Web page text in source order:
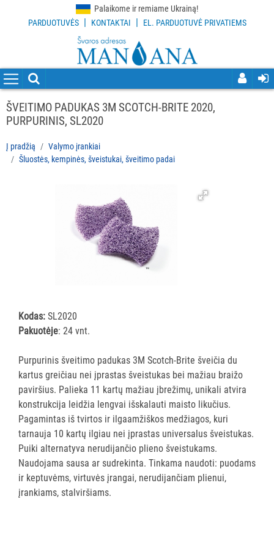
Palaikome ir remiame Ukrainą!
PARDUOTUVĖS | KONTAKTAI | EL. PARDUOTUVĖ PRIVATIEMS
VALYMO
PRIEMONĖS
VALYMO
Visi
kempinės,
šveistukai,
padai
Įrankiai
teritorijų
priežiūrai
Maisto
gamybos
vietų
valymas
Pastatų
priežiūros
ŠVEITIMO PADUKAS 3M SCOTCH-BRITE 2020,
PURPURINIS, SL2020
Į pradžią
Valymo įrankiai
Šluostės, kempinės, šveistukai, šveitimo padai
Kodas: SL2020
Pakuotėje: 24 vnt.
Purpurinis šveitimo padukas 3M Scotch-Brite šveičia du
kartus greičiau nei įprastas šveistukas bei mažiau braižo
paviršius. Palieka 11 kartų mažiau įbrežimų, unikali atvira
konstrukcija leidžia lengvai išskalauti maisto likučius.
Pagamintas iš tvirtos ir ilgaamžiškos medžiagos, kuri
tarnauja 10 kartų ilgiau nei įprastas universalus šveistukas.
Puiki alternatyva nerudijančio plieno šveistukams.
Naudojama sausa ar sudrekinta. Tinkama naudoti: puodams
ir keptuvėms, virtuvės įrangai, nerudijančiam plienui,
įrankiams, stalviršiams.